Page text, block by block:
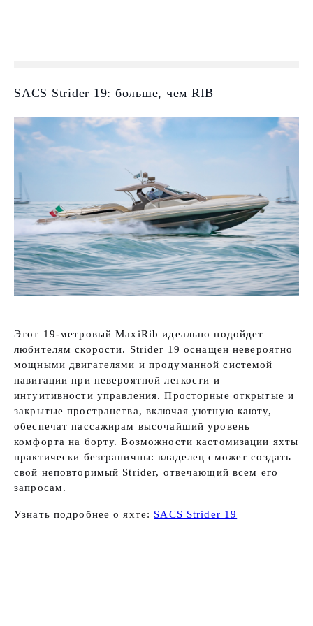
SACS Strider 19: больше, чем RIB
Этот 19-метровый MaxiRib идеально подойдет
любителям скорости. Strider 19 оснащен невероятно
мощными двигателями и продуманной системой
навигации при невероятной легкости и
интуитивности управления. Просторные открытые и
закрытые пространства, включая уютную каюту,
обеспечат пассажирам высочайший уровень
комфорта на борту. Возможности кастомизации яхты
практически безграничны: владелец сможет создать
свой неповторимый Strider, отвечающий всем его
запросам.
Узнать подробнее о яхте: SACS Strider 19